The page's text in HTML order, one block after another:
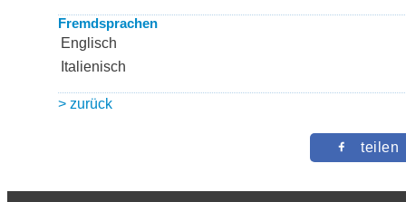
Fremdsprachen
Englisch
Italienisch
> zurück
teilen